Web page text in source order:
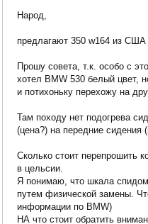
Народ,
предлагают 350 w164 из
Прошу совета, т.к. особо с
хотел BMW 530 белый цвет,
и потихоньку перехожу на
Там походу нет подогрева
(цена?) на передние сидения
Сколько стоит перепрошить
в цельсии.
Я понимаю, что шкала
путем физической замены.
информации по BMW)
НА что стоит обратить